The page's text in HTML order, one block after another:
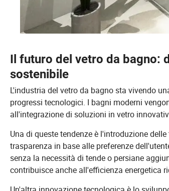
Il futuro del vetro da bagno:
sostenibile
L'industria del vetro da bagno sta vivendo
progressi tecnologici. I bagni moderni
all'integrazione di soluzioni in vetro
Una di queste tendenze è l'introduzione
trasparenza in base alle preferenze
senza la necessità di tende o persiane
contribuisce anche all'efficienza energetica